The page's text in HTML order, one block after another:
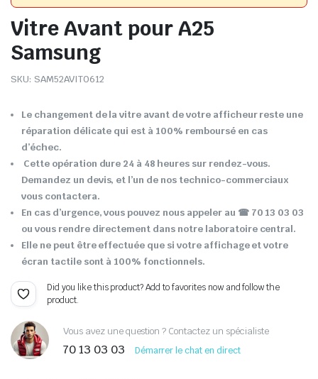
Vitre Avant pour A25
Samsung
SKU: SAM52AVIT0612
Le changement de la vitre avant de votre afficheur reste une
réparation délicate qui est à 100% remboursé en cas
d’échec.
Cette opération dure 24 à 48 heures sur rendez-vous.
Demandez un devis, et l’un de nos technico-commerciaux
vous contactera.
En cas d’urgence, vous pouvez nous appeler au ☎ 70 13 03 03
ou vous rendre directement dans notre laboratoire central.
Elle ne peut être effectuée que si votre affichage et votre
écran tactile sont à 100% fonctionnels.
Did you like this product? Add to favorites now and follow the
product.
Vous avez une question ? Contactez un spécialiste
70 13 03 03 Démarrer le chat en direct